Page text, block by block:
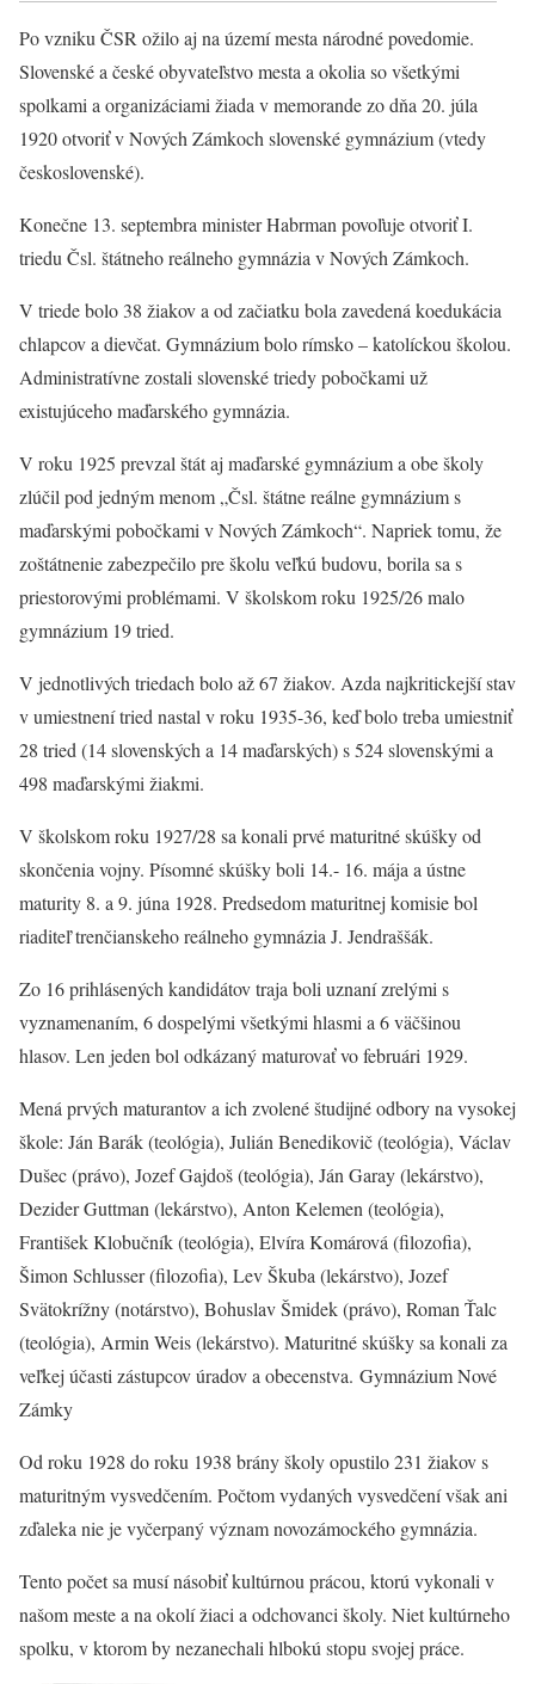
Po vzniku ČSR ožilo aj na území mesta národné povedomie.
Slovenské a české obyvateľstvo mesta a okolia so všetkými
spolkami a organizáciami žiada v memorande zo dňa 20. júla
1920 otvoriť v Nových Zámkoch slovenské gymnázium (vtedy
československé).
Konečne 13. septembra minister Habrman povoľuje otvoriť I.
triedu Čsl. štátneho reálneho gymnázia v Nových Zámkoch.
V triede bolo 38 žiakov a od začiatku bola zavedená koedukácia
chlapcov a dievčat. Gymnázium bolo rímsko – katolíckou školou.
Administratívne zostali slovenské triedy pobočkami už
existujúceho maďarského gymnázia.
V roku 1925 prevzal štát aj maďarské gymnázium a obe školy
zlúčil pod jedným menom „Čsl. štátne reálne gymnázium s
maďarskými pobočkami v Nových Zámkoch“. Napriek tomu, že
zoštátnenie zabezpečilo pre školu veľkú budovu, borila sa s
priestorovými problémami. V školskom roku 1925/26 malo
gymnázium 19 tried.
V jednotlivých triedach bolo až 67 žiakov. Azda najkritickejší stav
v umiestnení tried nastal v roku 1935-36, keď bolo treba umiestniť
28 tried (14 slovenských a 14 maďarských) s 524 slovenskými a
498 maďarskými žiakmi.
V školskom roku 1927/28 sa konali prvé maturitné skúšky od
skončenia vojny. Písomné skúšky boli 14.- 16. mája a ústne
maturity 8. a 9. júna 1928. Predsedom maturitnej komisie bol
riaditeľ trenčianskeho reálneho gymnázia J. Jendraššák.
Zo 16 prihlásených kandidátov traja boli uznaní zrelými s
vyznamenaním, 6 dospelými všetkými hlasmi a 6 väčšinou
hlasov. Len jeden bol odkázaný maturovať vo februári 1929.
Mená prvých maturantov a ich zvolené študijné odbory na vysokej
škole: Ján Barák (teológia), Julián Benedikovič (teológia), Václav
Dušec (právo), Jozef Gajdoš (teológia), Ján Garay (lekárstvo),
Dezider Guttman (lekárstvo), Anton Kelemen (teológia),
František Klobučník (teológia), Elvíra Komárová (filozofia),
Šimon Schlusser (filozofia), Lev Škuba (lekárstvo), Jozef
Svätokrížny (notárstvo), Bohuslav Šmidek (právo), Roman Ťalc
(teológia), Armin Weis (lekárstvo). Maturitné skúšky sa konali za
veľkej účasti zástupcov úradov a obecenstva. Gymnázium Nové
Zámky
Od roku 1928 do roku 1938 brány školy opustilo 231 žiakov s
maturitným vysvedčením. Počtom vydaných vysvedčení však ani
zďaleka nie je vyčerpaný význam novozámockého gymnázia.
Tento počet sa musí násobiť kultúrnou prácou, ktorú vykonali v
našom meste a na okolí žiaci a odchovanci školy. Niet kultúrneho
spolku, v ktorom by nezanechali hlbokú stopu svojej práce.